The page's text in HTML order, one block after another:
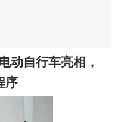
动自行车亮相，
序